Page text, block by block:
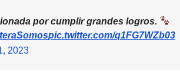
por cumplir grandes logros.
pic.twitter.com/q1FG7WZb03
2023